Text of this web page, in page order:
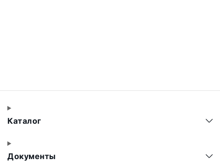
Каталог
Документы